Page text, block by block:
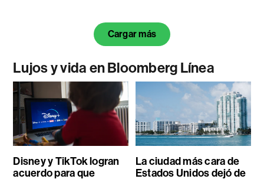
Cargar más
Lujos y vida en Bloomberg Línea
Disney y TikTok logran
acuerdo para que
La ciudad más cara de
Estados Unidos dejó de